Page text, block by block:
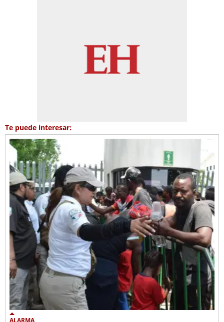
Te puede interesar:
ALARMA